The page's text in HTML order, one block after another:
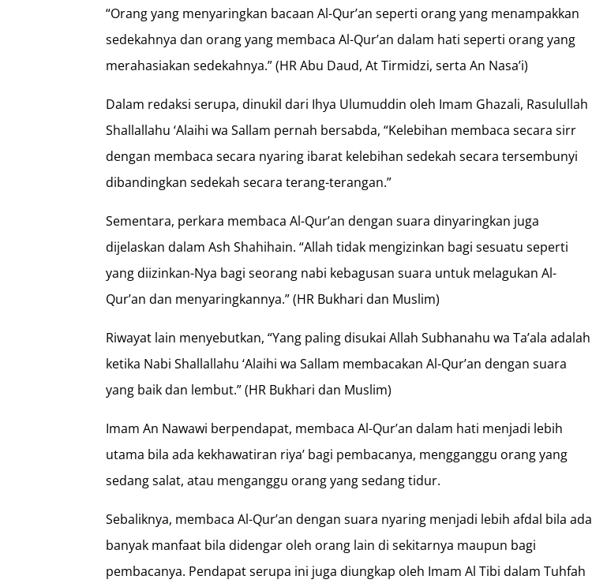
“Orang yang menyaringkan bacaan Al-Qur’an seperti orang yang menampakkan
sedekahnya dan orang yang membaca Al-Qur’an dalam hati seperti orang yang
merahasiakan sedekahnya.” (HR Abu Daud, At Tirmidzi, serta An Nasa’i)
Dalam redaksi serupa, dinukil dari Ihya Ulumuddin oleh Imam Ghazali, Rasulullah
Shallallahu ‘Alaihi wa Sallam pernah bersabda, “Kelebihan membaca secara sirr
dengan membaca secara nyaring ibarat kelebihan sedekah secara tersembunyi
dibandingkan sedekah secara terang-terangan.”
Sementara, perkara membaca Al-Qur’an dengan suara dinyaringkan juga
dijelaskan dalam Ash Shahihain. “Allah tidak mengizinkan bagi sesuatu seperti
yang diizinkan-Nya bagi seorang nabi kebagusan suara untuk melagukan Al-
Qur’an dan menyaringkannya.” (HR Bukhari dan Muslim)
Riwayat lain menyebutkan, “Yang paling disukai Allah Subhanahu wa Ta’ala adalah
ketika Nabi Shallallahu ‘Alaihi wa Sallam membacakan Al-Qur’an dengan suara
yang baik dan lembut.” (HR Bukhari dan Muslim)
Imam An Nawawi berpendapat, membaca Al-Qur’an dalam hati menjadi lebih
utama bila ada kekhawatiran riya’ bagi pembacanya, mengganggu orang yang
sedang salat, atau menganggu orang yang sedang tidur.
Sebaliknya, membaca Al-Qur’an dengan suara nyaring menjadi lebih afdal bila ada
banyak manfaat bila didengar oleh orang lain di sekitarnya maupun bagi
pembacanya. Pendapat serupa ini juga diungkap oleh Imam Al Tibi dalam Tuhfah